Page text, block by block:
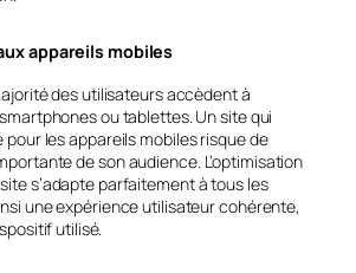
appareils mobiles
des utilisateurs accèdent à
ou tablettes. Un site qui
pour les appareils mobiles risque de
de son audience. L’optimisation
s’adapte parfaitement à tous les
une expérience utilisateur cohérente,
utilisé.